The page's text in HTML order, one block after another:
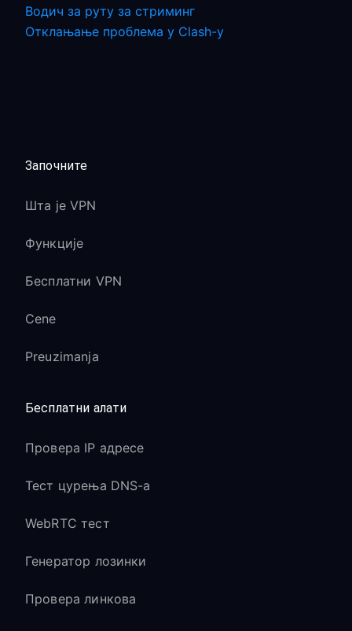
Водич за руту за стриминг
Отклањање проблема у Clash-у
Започните
Шта је VPN
Функције
Бесплатни VPN
Cene
Preuzimanja
Бесплатни алати
Провера IP адресе
Тест цурења DNS-а
WebRTC тест
Генератор лозинки
Провера линкова